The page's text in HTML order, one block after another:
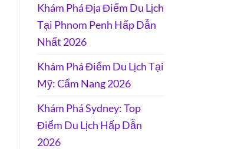
Khám Phá Địa Điểm Du Lịch
Tại Phnom Penh Hấp Dẫn
Nhất 2026
Khám Phá Điểm Du Lịch Tại
Mỹ: Cẩm Nang 2026
Khám Phá Sydney: Top
Điểm Du Lịch Hấp Dẫn
2026